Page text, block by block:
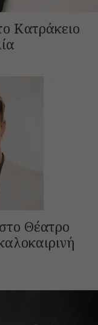
Κατράκειο
Θέατρο